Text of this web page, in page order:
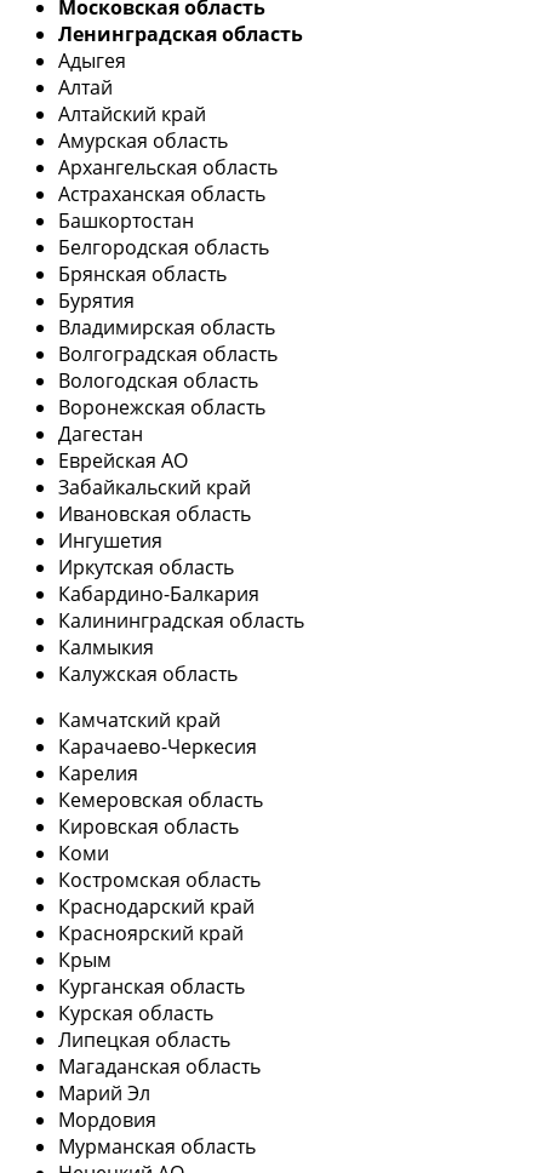
Московская область
Ленинградская область
Адыгея
Алтай
Алтайский край
Амурская область
Архангельская область
Астраханская область
Башкортостан
Белгородская область
Брянская область
Бурятия
Владимирская область
Волгоградская область
Вологодская область
Воронежская область
Дагестан
Еврейская АО
Забайкальский край
Ивановская область
Ингушетия
Иркутская область
Кабардино-Балкария
Калининградская область
Калмыкия
Калужская область
Камчатский край
Карачаево-Черкесия
Карелия
Кемеровская область
Кировская область
Коми
Костромская область
Краснодарский край
Красноярский край
Крым
Курганская область
Курская область
Липецкая область
Магаданская область
Марий Эл
Мордовия
Мурманская область